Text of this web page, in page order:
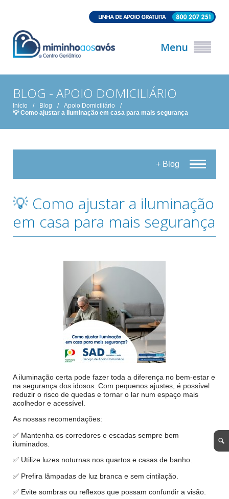
Menu
BLOG - APOIO DOMICILIÁRIO
Início / Blog / Apoio Domiciliário
/
💡 Como ajustar a iluminação em casa para mais segurança
+ Blog
💡 Como ajustar a iluminação
em casa para mais segurança
A iluminação certa pode fazer toda a diferença no bem-estar e
na segurança dos idosos. Com pequenos ajustes, é possível
reduzir o risco de quedas e tornar o lar num espaço mais
acolhedor e acessível.
As nossas recomendações:
✅ Mantenha os corredores e escadas sempre bem
iluminados.
✅ Utilize luzes noturnas nos quartos e casas de banho.
✅ Prefira lâmpadas de luz branca e sem cintilação.
✅ Evite sombras ou reflexos que possam confundir a visão.